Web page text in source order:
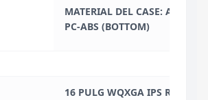
MATERIAL DEL CASE:
PC-ABS (BOTTOM)
16 PULG WQXGA IPS